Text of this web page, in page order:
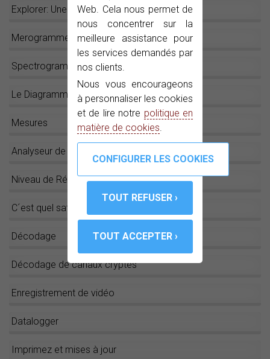
Web. Cela nous permet de
nous concentrer sur la
meilleure assistance pour
les services demandés par
nos clients.
Nous vous encourageons
à personnaliser les cookies
et de lire notre politique en
matière de cookies
Explorer: Une touche et c´est parti !
Merogramme
Spectrogramme
Le Diagramme de Constellation
Mesures
Analyseur de spectre
Niveau de Référence Automatique
C´est quel satellite ?
Décodage
Décodage de canaux cryptés
Enregistrement de vidéo
Datalogger
Imprimez et mises à jour